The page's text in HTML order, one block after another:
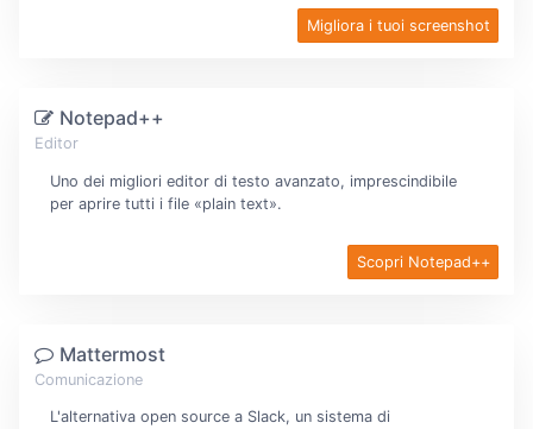
Migliora i tuoi screenshot
Notepad++
Editor
Uno dei migliori editor di testo avanzato, imprescindibile
per aprire tutti i file «plain text».
Scopri Notepad++
Mattermost
Comunicazione
L'alternativa open source a Slack, un sistema di